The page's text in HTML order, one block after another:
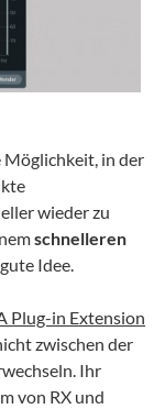
Möglichkeit, in der
wieder zu
schnelleren
Idee.
Plug-in Extension
zwischen der
Ihr
von RX und